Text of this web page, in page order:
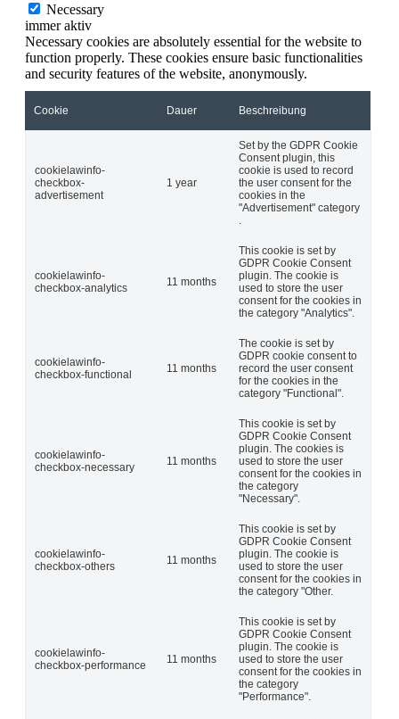
Necessary
immer aktiv
Necessary cookies are absolutely essential for the website to
function properly. These cookies ensure basic functionalities
and security features of the website, anonymously.
Cookie Dauer Beschreibung
cookielawinfo-
checkbox-
advertisement
1 year
Set by the GDPR Cookie
Consent plugin, this
cookie is used to record
the user consent for the
cookies in the
"Advertisement" category
cookielawinfo-
checkbox-analytics
11 months
This cookie is set by
GDPR Cookie Consent
plugin. The cookie is
used to store the user
consent for the cookies in
the category "Analytics".
cookielawinfo-
checkbox-functional
11 months
The cookie is set by
GDPR cookie consent to
record the user consent
for the cookies in the
category "Functional".
cookielawinfo-
checkbox-necessary
11 months
This cookie is set by
GDPR Cookie Consent
plugin. The cookies is
used to store the user
consent for the cookies in
the category
"Necessary".
cookielawinfo-
checkbox-others
11 months
This cookie is set by
GDPR Cookie Consent
plugin. The cookie is
used to store the user
consent for the cookies in
the category "Other.
cookielawinfo-
checkbox-performance
11 months
This cookie is set by
GDPR Cookie Consent
plugin. The cookie is
used to store the user
consent for the cookies in
the category
"Performance".